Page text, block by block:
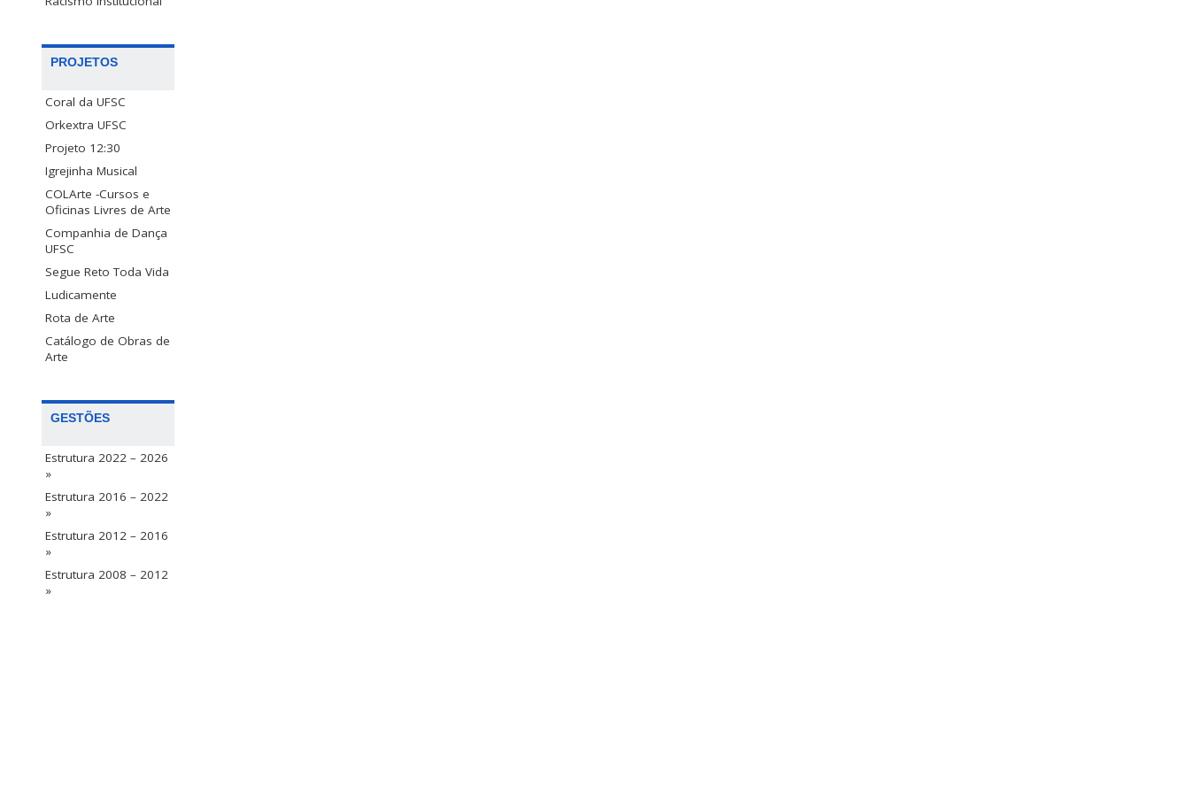
PROJETOS
Coral da UFSC
Orkextra UFSC
Projeto 12:30
Igrejinha Musical
COLArte -Cursos e
Oficinas Livres de Arte
Companhia de Dança
UFSC
Segue Reto Toda Vida
Ludicamente
Rota de Arte
Catálogo de Obras de
Arte
GESTÕES
Estrutura 2022 – 2026
»
Estrutura 2016 – 2022
»
Estrutura 2012 – 2016
»
Estrutura 2008 – 2012
»